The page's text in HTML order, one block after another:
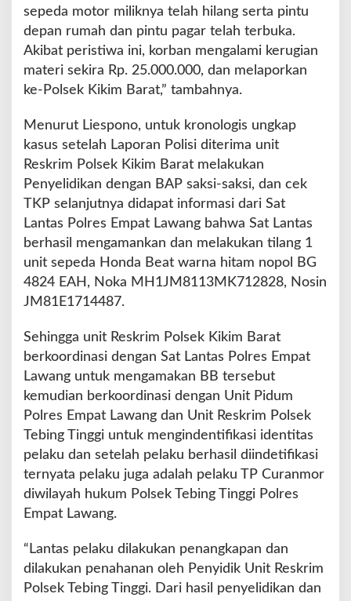
sepeda motor miliknya telah hilang serta pintu
depan rumah dan pintu pagar telah terbuka.
Akibat peristiwa ini, korban mengalami kerugian
materi sekira Rp. 25.000.000, dan melaporkan
ke-Polsek Kikim Barat,” tambahnya.
Menurut Liespono, untuk kronologis ungkap
kasus setelah Laporan Polisi diterima unit
Reskrim Polsek Kikim Barat melakukan
Penyelidikan dengan BAP saksi-saksi, dan cek
TKP selanjutnya didapat informasi dari Sat
Lantas Polres Empat Lawang bahwa Sat Lantas
berhasil mengamankan dan melakukan tilang 1
unit sepeda Honda Beat warna hitam nopol BG
4824 EAH, Noka MH1JM8113MK712828, Nosin
JM81E1714487.
Sehingga unit Reskrim Polsek Kikim Barat
berkoordinasi dengan Sat Lantas Polres Empat
Lawang untuk mengamakan BB tersebut
kemudian berkoordinasi dengan Unit Pidum
Polres Empat Lawang dan Unit Reskrim Polsek
Tebing Tinggi untuk mengindentifikasi identitas
pelaku dan setelah pelaku berhasil diindetifikasi
ternyata pelaku juga adalah pelaku TP Curanmor
diwilayah hukum Polsek Tebing Tinggi Polres
Empat Lawang.
“Lantas pelaku dilakukan penangkapan dan
dilakukan penahanan oleh Penyidik Unit Reskrim
Polsek Tebing Tinggi. Dari hasil penyelidikan dan